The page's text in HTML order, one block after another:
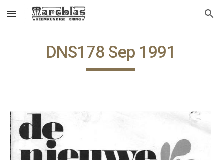
Skip to main content Skip to navigation
DNS178 Sep 1991